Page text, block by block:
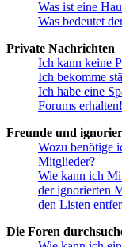
Was ist eine
Was bedeutet
Private Nachrichten
Ich kann keine
Ich bekomme
Ich habe eine
Forums erhalten!
Freunde und
Wozu benötige
Mitglieder?
Wie kann ich
der ignorierten
den Listen
Die Foren